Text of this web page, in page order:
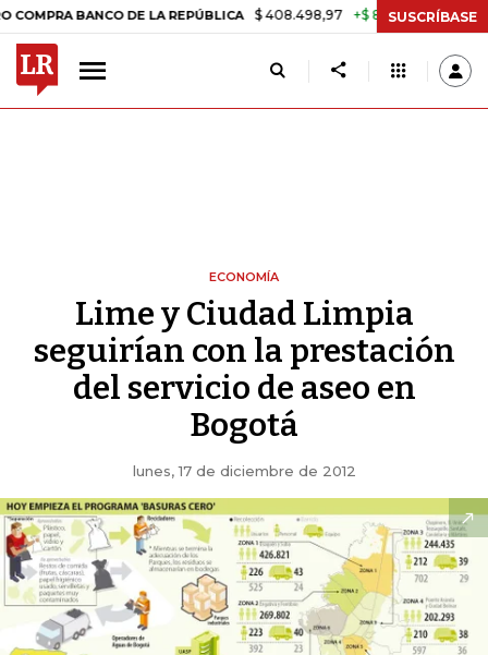
BANCO DE LA REPÚBLICA $ 408.498,97 +$ 8.753,81 +2,19%
SUSCRÍBASE
ECONOMÍA
Lime y Ciudad Limpia
seguirían con la prestación
del servicio de aseo en
Bogotá
lunes, 17 de diciembre de 2012